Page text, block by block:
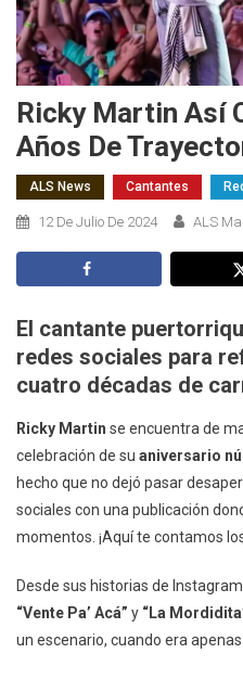
Ricky Martin Así
Años De
ALS News Cantantes
12 De Julio De 2024 ALS
El cantante
redes sociales para
cuatro décadas de
Ricky Martin se encuentra de
celebración de su aniversario
hecho que no dejó pasar
sociales con una publicación
momentos. ¡Aquí te contamos
Desde sus historias de
“Vente Pa’ Acá” y “La
un escenario, cuando era